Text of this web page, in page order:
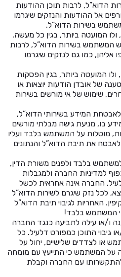
הדוא”ל, לרבות תוכן ההודעות
אל ההודעות והנזקים שיגרמו
בשירות הדוא”ל.
ולו המועטה ביותר, בגין כל מעשה,
המשתמש בשירות הדוא”ל, לרבות
אליהן, כמו גם לנזקים שיגרמו
ולו המועטה ביותר, בגין הפסקות
של אובדן הודעות יוצאות או
שימוש של אי מורשים בשירות
המידע בשירותי הדוא”ל,
בו, מניעת גישה מבלתי מורשים
מוטלות על המשתמש בלבד ועליו
את תיבת הדוא”ל והנתונים
בלבד ולפנים משורת הדין,
למדיניות החברה ולמגבלות
לעיל, החברה אינה אחראית לכשל
לכל נזק שיגרם לשירות הדוא”ל
האחריות לגיבוי תיבת הדוא”ל
המשתמש בלבד!
ו/או עילה לתביעה כנגד החברה
גיבוי התוכן כמפורט דלעיל. כל
או לצדדים שלישיים, יחול על
המשתמש כי התייעץ עם מומחה
עם החברה וקבלת